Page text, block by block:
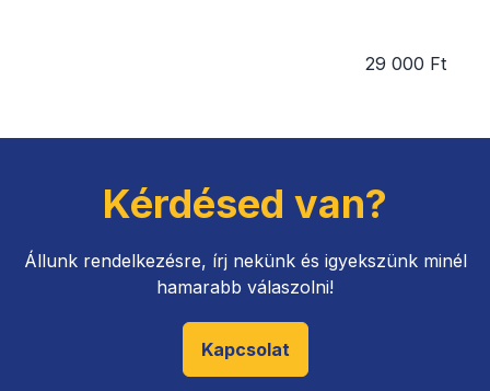
29 000 Ft
Kérdésed van?
Állunk rendelkezésre, írj nekünk és igyekszünk minél
hamarabb válaszolni!
Kapcsolat